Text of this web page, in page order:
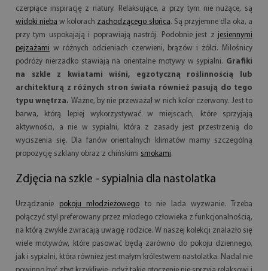
czerpiące inspirację z natury. Relaksujące, a przy tym nie nużące, są
widoki nieba w kolorach zachodzącego słońca. Są przyjemne dla oka, a
przy tym uspokajają i poprawiają nastrój. Podobnie jest z jesiennymi
pejzażami w różnych odcieniach czerwieni, brązów i żółci. Miłośnicy
podróży nierzadko stawiają na orientalne motywy w sypialni. Grafiki
na szkle z kwiatami wiśni, egzotyczną roślinnością lub
architekturą z różnych stron świata również pasują do tego
typu wnętrza. Ważne, by nie przeważał w nich kolor czerwony. Jest to
barwa, którą lepiej wykorzystywać w miejscach, które sprzyjają
aktywności, a nie w sypialni, która z zasady jest przestrzenią do
wyciszenia się. Dla fanów orientalnych klimatów mamy szczególną
propozycję szklany obraz z chińskimi smokami.
Zdjęcia na szkle - sypialnia dla nastolatka
Urządzanie pokoju młodzieżowego to nie lada wyzwanie. Trzeba
połączyć styl preferowany przez młodego człowieka z funkcjonalnością,
na którą zwykle zwracają uwagę rodzice. W naszej kolekcji znalazło się
wiele motywów, które pasować będą zarówno do pokoju dziennego,
jak i sypialni, która również jest małym królestwem nastolatka. Nadal nie